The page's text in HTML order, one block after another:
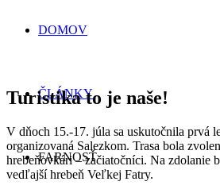
DOMOV
ČLÁNKY
FARNOSŤ
Turistika to je naše!
V dňoch 15.-17. júla sa uskutočnila prvá
organizovaná Salezkom. Trasa bola
hrebeňovkári – začiatočníci. Na zdolanie
vedľajší hrebeň Veľkej Fatry.